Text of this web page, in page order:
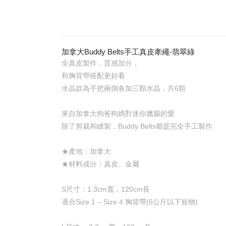
加拿大Buddy Belts手工真皮牽繩-翡翠綠
全真皮製作，質感加分，
和胸背帶搭配更好看
水晶款為手把兩側各加三顆水晶，共6顆
來自加拿大狗爸狗媽對迷你臘腸的愛
除了剪裁和縫製，Buddy Belts都是完全手工製作
★產地：加拿大
★材料成分：真皮、金屬
S尺寸：1.3cm寬，120cm長
適合Size 1 – Size 4 胸背帶(6公斤以下寵物)